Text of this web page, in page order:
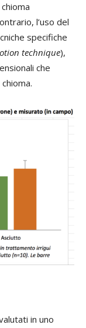
l’uso del
specifiche
technique),
che
in uno